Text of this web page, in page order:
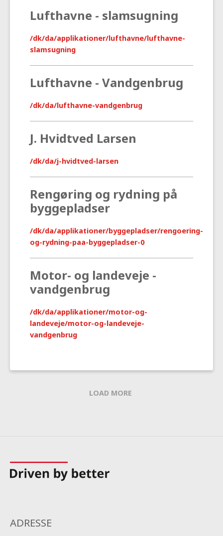
Lufthavne - slamsugning
/dk/da/applikationer/lufthavne/lufthavne-
slamsugning
Lufthavne - Vandgenbrug
/dk/da/lufthavne-vandgenbrug
J. Hvidtved Larsen
/dk/da/j-hvidtved-larsen
Rengøring og rydning på
byggepladser
/dk/da/applikationer/byggepladser/rengoering-
og-rydning-paa-byggepladser-0
Motor- og landeveje -
vandgenbrug
/dk/da/applikationer/motor-og-
landeveje/motor-og-landeveje-
vandgenbrug
LOAD MORE
ADRESSE